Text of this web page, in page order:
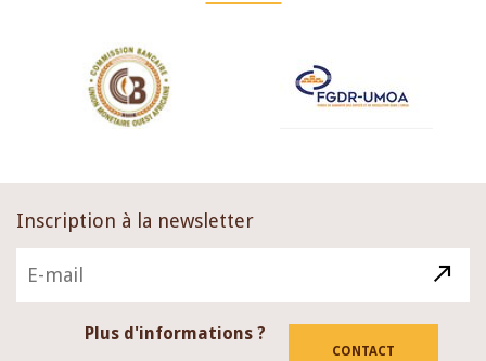
Inscription à la newsletter
Plus d'informations ?
CONTACT